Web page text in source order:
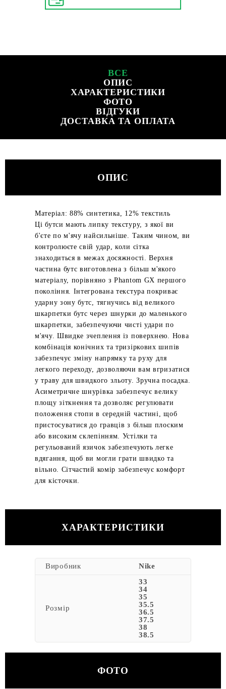
ВСЕ
ОПИС
ХАРАКТЕРИСТИКИ
ФОТО
ВІДГУКИ
ДОСТАВКА ТА ОПЛАТА
ОПИС
Матеріал: 88% синтетика, 12% текстиль
Ці бутси мають липку текстуру, з якої ви
б'єте по м'ячу найсильніше. Таким чином, ви
контролюєте свій удар, коли сітка
знаходиться в межах досяжності. Верхня
частина бутс виготовлена з більш м'якого
матеріалу, порівняно з Phantom GX першого
покоління. Інтегрована текстура покриває
ударну зону бутс, тягнучись від великого
шкарпетки бутс через шнурки до маленького
шкарпетки, забезпечуючи чисті удари по
м'ячу. Швидке зчеплення із поверхнею. Нова
комбінація конічних та тризіркових шипів
забезпечує зміну напрямку та руху для
легкого переходу, дозволяючи вам вгризатися
у траву для швидкого зльоту. Зручна посадка.
Асиметричне шнурівка забезпечує велику
площу зіткнення та дозволяє регулювати
положення стопи в середній частині, щоб
пристосуватися до гравців з більш плоским
або високим склепінням. Устілки та
регульований язичок забезпечують легке
вдягання, щоб ви могли грати швидко та
вільно. Сітчастий комір забезпечує комфорт
для кісточки.
ХАРАКТЕРИСТИКИ
Виробник Nike
Розмір
33
34
35
35.5
36.5
37.5
38
38.5
ФОТО